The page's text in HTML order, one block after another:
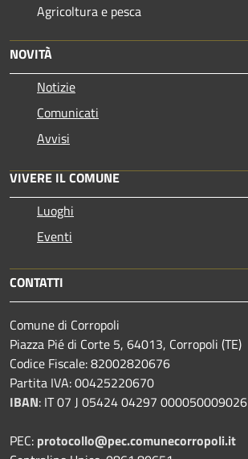
Agricoltura e pesca
NOVITÀ
Notizie
Comunicati
Avvisi
VIVERE IL COMUNE
Luoghi
Eventi
CONTATTI
Comune di Corropoli
Piazza Pié di Corte 5, 64013, Corropoli (TE)
Codice Fiscale: 82002820676
Partita IVA: 00425220670
IBAN: IT 07 J 05424 04297 000050009026
PEC: protocollo@pec.comunecorropoli.it